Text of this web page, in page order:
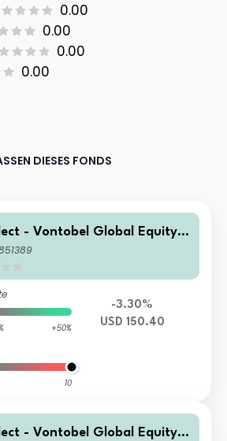
0.00
0.00
0.00
0.00
DIESES FONDS
- Vontobel Global Equity E
Classic Distribution USD
+50%
10
-3.30%
USD 150.40
- Vontobel Global Equity E